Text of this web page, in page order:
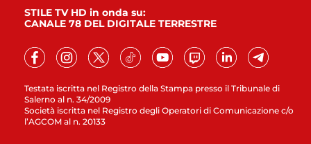
Testata iscritta nel Registro della Stampa presso il Tribunale di
Salerno al n. 34/2009
Società iscritta nel Registro degli Operatori di Comunicazione c/o
l’AGCOM al n. 20133
STILE TV HD in onda su:
CANALE 78 DEL DIGITALE TERRESTRE